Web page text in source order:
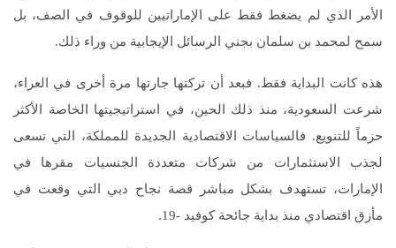
الأمر الذي لم يضغط فقط على الإماراتيين للوقوف في الصف، بل
سمح لمحمد بن سلمان بجني الرسائل الإيجابية من وراء ذلك.
هذه كانت البداية فقط. فبعد أن تركتها جارتها مرة أخرى في العراء،
شرعت السعودية، منذ ذلك الحين، في استراتيجيتها الخاصة الأكثر
حزماً للتنويع. فالسياسات الاقتصادية الجديدة للمملكة، التي تسعى
لجذب الاستثمارات من شركات متعددة الجنسيات مقرها في
الإمارات، تستهدف بشكل مباشر قصة نجاح دبي التي وقعت في
مأزق اقتصادي منذ بداية جائحة كوفيد -19.